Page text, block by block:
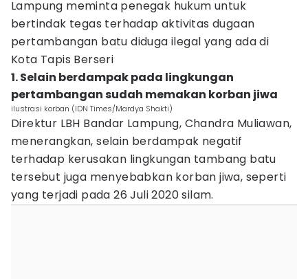
Lampung meminta penegak hukum untuk
bertindak tegas terhadap aktivitas dugaan
pertambangan batu diduga ilegal yang ada di
Kota Tapis Berseri
1. Selain berdampak pada lingkungan
pertambangan sudah memakan korban jiwa
ilustrasi korban (IDN Times/Mardya Shakti)
Direktur LBH Bandar Lampung, Chandra Muliawan,
menerangkan, selain berdampak negatif
terhadap kerusakan lingkungan tambang batu
tersebut juga menyebabkan korban jiwa, seperti
yang terjadi pada 26 Juli 2020 silam.